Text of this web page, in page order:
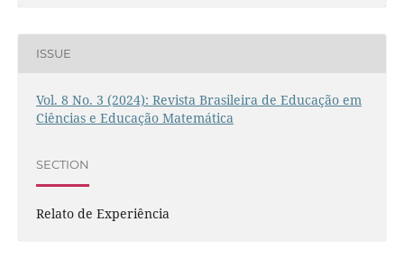
ISSUE
Vol. 8 No. 3 (2024): Revista Brasileira de Educação em
Ciências e Educação Matemática
SECTION
Relato de Experiência